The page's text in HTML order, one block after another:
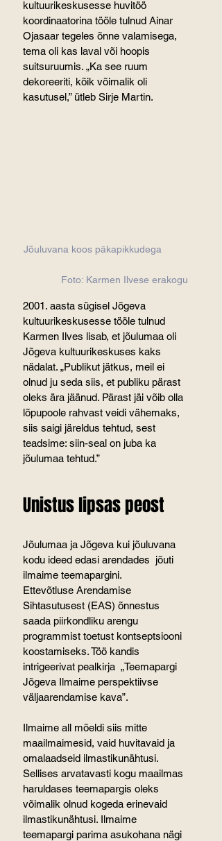
kultuurikeskusesse huvitöö
koordinaatorina tööle tulnud Ainar
Ojasaar tegeles õnne valamisega,
tema oli kas laval või hoopis
suitsuruumis. „Ka see ruum
dekoreeriti, kõik võimalik oli
kasutusel,” ütleb Sirje Martin.
Jõuluvana koos päkapikkudega
            Foto: Karmen Ilvese erakogu
2001. aasta sügisel Jõgeva
kultuurikeskusesse tööle tulnud
Karmen Ilves lisab, et jõulumaa oli
Jõgeva kultuurikeskuses kaks
nädalat. „Publikut jätkus, meil ei
olnud ju seda siis, et publiku pärast
oleks ära jäänud. Pärast jäi võib olla
lõpupoole rahvast veidi vähemaks,
siis saigi järeldus tehtud, sest
teadsime: siin-seal on juba ka
jõulumaa tehtud.”
Unistus lipsas peost
Jõulumaa ja Jõgeva kui jõuluvana
kodu ideed edasi arendades  jõuti
ilmaime teemapargini.
Ettevõtluse Arendamise
Sihtasutusest (EAS) õnnestus
saada piirkondliku arengu
programmist toetust kontseptsiooni
koostamiseks. Töö kandis
intrigeerivat pealkirja  „Teemapargi
Jõgeva Ilmaime perspektiivse
väljaarendamise kava”.
Ilmaime all mõeldi siis mitte
maailmaimesid, vaid huvitavaid ja
omalaadseid ilmastikunähtusi.
Sellises arvatavasti kogu maailmas
haruldases teemapargis oleks
võimalik olnud kogeda erinevaid
ilmastikunähtusi. Ilmaime
teemapargi parima asukohana nägi